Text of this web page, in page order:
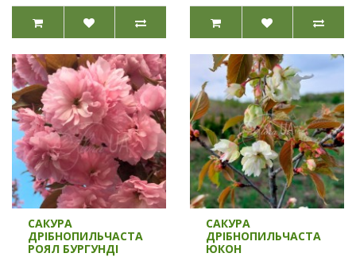
САКУРА
ДРІБНОПИЛЬЧАСТА
РОЯЛ БУРГУНДІ
САКУРА
ДРІБНОПИЛЬЧАСТА
ЮКОН